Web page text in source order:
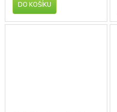
DO KOŠÍKU